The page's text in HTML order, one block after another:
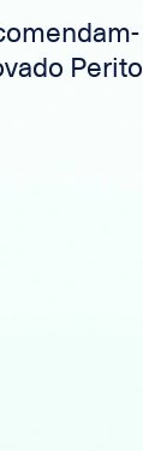
Perito